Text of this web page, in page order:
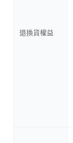
退換貨權益